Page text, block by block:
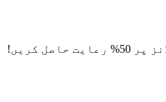
کریں!